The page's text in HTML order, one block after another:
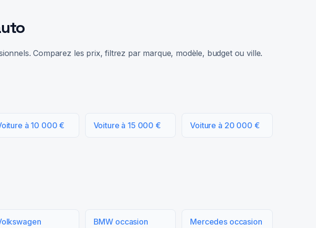
Comparez les prix, filtrez par marque, modèle, budget ou ville.
à 10 000 € Voiture à 15 000 € Voiture à 20 000 €
BMW occasion Mercedes occasion